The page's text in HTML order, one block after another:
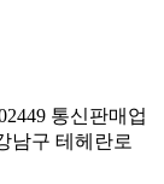
통신판매업
남구 테헤란로